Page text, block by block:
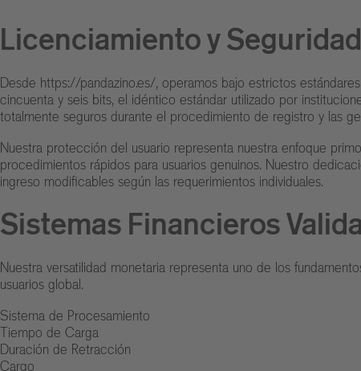
Licenciamiento y
Desde https://pandazino.es/, operamos bajo estrictos
cincuenta y seis bits, el idéntico estándar utilizado por
totalmente seguros durante el procedimiento de registro y las
Nuestra protección del usuario representa nuestra enfoque
procedimientos rápidos para usuarios genuinos. Nuestro
ingreso modificables según las requerimientos individuales.
Sistemas Financieros
Nuestra versatilidad monetaria representa uno de los
usuarios global.
Sistema de Procesamiento
Tiempo de Carga
Duración de Retracción
Cargo